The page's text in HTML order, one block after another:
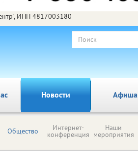
ИНН 4817003180
Новости Афиша
Общество Интернет-
конференция
Наши
мероприятия